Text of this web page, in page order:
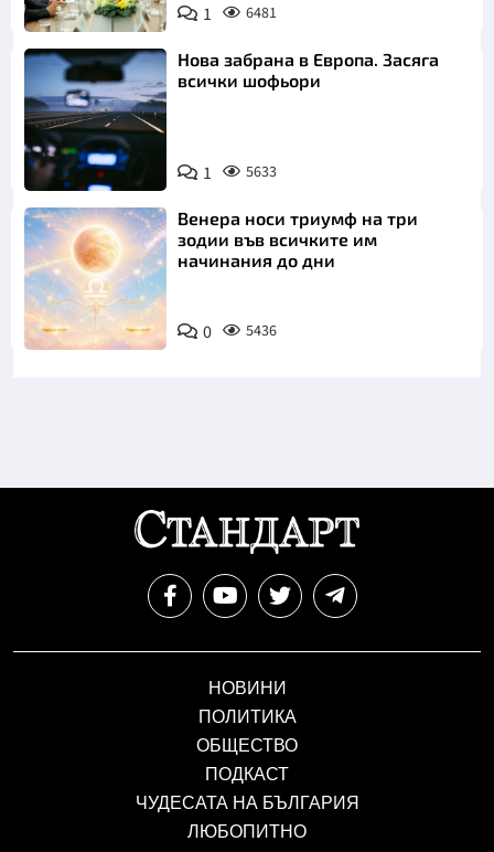
1 6481
Нова забрана в Европа. Засяга
всички шофьори
1 5633
Венера носи триумф на три
зодии във всичките им
начинания до дни
0 5436
НОВИНИ
ПОЛИТИКА
ОБЩЕСТВО
ПОДКАСТ
ЧУДЕСАТА НА БЪЛГАРИЯ
ЛЮБОПИТНО